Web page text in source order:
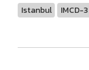
Istanbul IMCD-3